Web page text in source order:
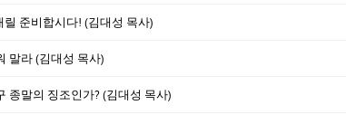
릴 준비합시다! (김대성 목사)
말라 (김대성 목사)
종말의 징조인가? (김대성 목사)